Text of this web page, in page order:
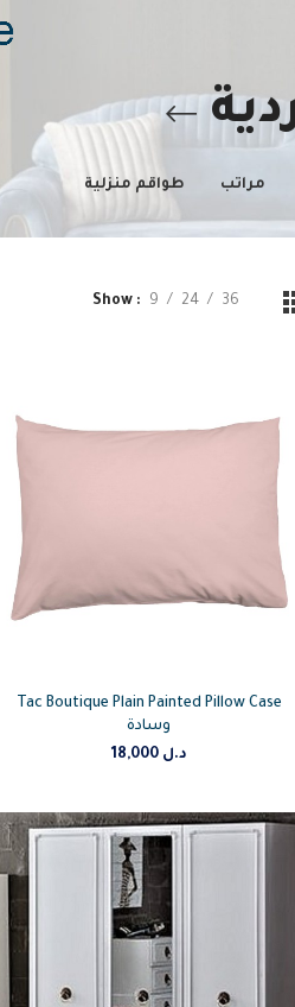
طواقم منزلية مراتب
Show 9 24 36
Tac Boutique Plain Painted Pillow Case
وسادة
د.ل 18,000